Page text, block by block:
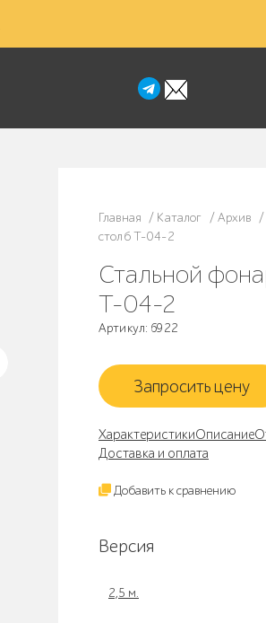
Главная / Каталог /Архив /
столб Т-04-2
Стальной фонарный столб
Т-04-2
Артикул: 6922
Запросить цену
ХарактеристикиОписание
Доставка и оплата
Добавить к сравнению
Версия
2,5 м.